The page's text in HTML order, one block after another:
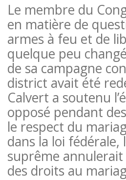
Le membre du
en matière de
armes à feu et de
quelque peu
de sa campagne
district avait été
Calvert a soutenu
opposé pendant
le respect du
dans la loi
suprême annulerait
des droits au